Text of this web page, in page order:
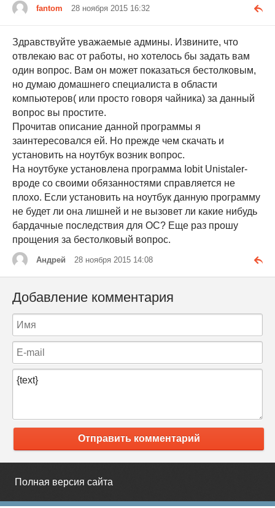
fantom 28 ноября 2015 16:32
Здравствуйте уважаемые админы. Извините, что
отвлекаю вас от работы, но хотелось бы задать вам
один вопрос. Вам он может показаться бестолковым,
но думаю домашнего специалиста в области
компьютеров( или просто говоря чайника) за данный
вопрос вы простите.
Прочитав описание данной программы я
заинтересовался ей. Но прежде чем скачать и
установить на ноутбук возник вопрос.
На ноутбуке установлена программа Iobit Unistaler-
вроде со своими обязанностями справляется не
плохо. Если установить на ноутбук данную программу
не будет ли она лишней и не вызовет ли какие нибудь
бардачные последствия для ОС? Еще раз прошу
прощения за бестолковый вопрос.
Андрей 28 ноября 2015 14:08
Добавление комментария
Отправить комментарий
Полная версия сайта